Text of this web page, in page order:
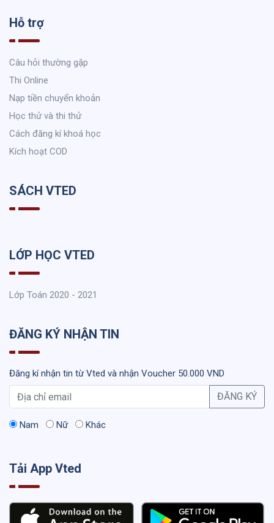
Hỗ trợ
Câu hỏi thường gặp
Thi Online
Nạp tiền chuyển khoản
Học thử và thi thử
Cách đăng kí khoá học
Kích hoạt COD
SÁCH VTED
LỚP HỌC VTED
Lớp Toán 2020 - 2021
ĐĂNG KÝ NHẬN TIN
Đăng kí nhận tin từ Vted và nhận Voucher 50.000 VND
ĐĂNG KÝ
Nam Nữ Khác
Tải App Vted